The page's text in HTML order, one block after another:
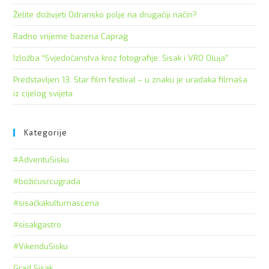
Želite doživjeti Odransko polje na drugačiji način?
Radno vrijeme bazena Caprag
Izložba “Svjedočanstva kroz fotografije: Sisak i VRO Oluja”
Predstavljen 13. Star film festival – u znaku je uradaka filmaša
iz cijelog svijeta
Kategorije
#AdventuSisku
#božićusrcugrada
#sisačkakulturnascena
#sisakgastro
#VikenduSisku